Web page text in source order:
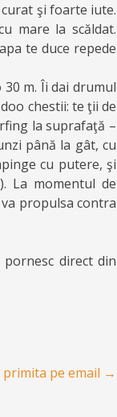
şi foarte iute.
mare la scăldat.
te duce repede
m. Îi dai drumul
chestii: te ţii de
la suprafaţă –
până la gât, cu
cu putere, şi
La momentul de
propulsa contra
direct din
primita pe email →